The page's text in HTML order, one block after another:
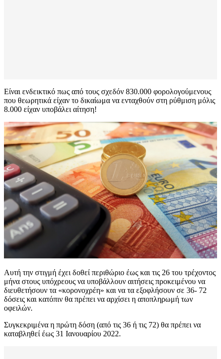
Είναι ενδεικτικό πως από τους σχεδόν 830.000 φορολογούμενους
που θεωρητικά είχαν το δικαίωμα να ενταχθούν στη ρύθμιση μόλις
8.000 είχαν υποβάλει αίτηση!
Αυτή την στιγμή έχει δοθεί περιθώριο έως και τις 26 του τρέχοντος
μήνα στους υπόχρεους να υποβάλλουν αιτήσεις προκειμένου να
διευθετήσουν τα «κορονοχρέη» και να τα εξοφλήσουν σε 36- 72
δόσεις και κατόπιν θα πρέπει να αρχίσει η αποπληρωμή των
οφειλών.
Συγκεκριμένα η πρώτη δόση (από τις 36 ή τις 72) θα πρέπει να
καταβληθεί έως 31 Ιανουαρίου 2022.